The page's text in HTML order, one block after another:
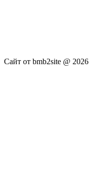
Сайт от bmb2site @ 2026